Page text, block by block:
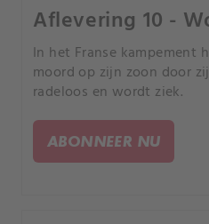
Aflevering 10 -
In het Franse kampement
moord op zijn zoon door
radeloos en wordt ziek.
ABONNEER NU